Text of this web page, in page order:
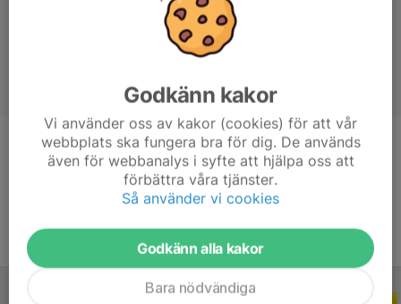
Position
-
14 år
Godkänn kakor
Vi använder oss av kakor (cookies) för att vår
webbplats ska fungera bra för dig. De används
även för webbanalys i syfte att hjälpa oss att
förbättra våra tjänster.
Så använder vi cookies
Godkänn alla kakor
Bara nödvändiga